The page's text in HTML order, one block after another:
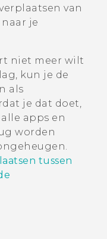
van
je
niet meer wilt
kun je de
als
je dat doet,
apps en
worden
tussen